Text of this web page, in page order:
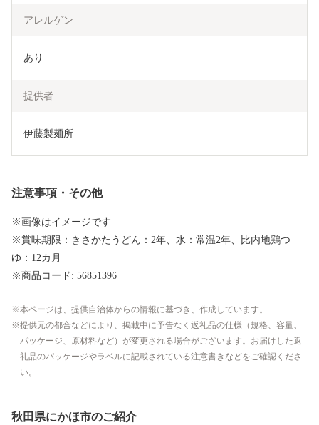
アレルゲン
あり
提供者
伊藤製麺所
注意事項・その他
※画像はイメージです
※賞味期限：きさかたうどん：2年、水：常温2年、比内地鶏つ
ゆ：12カ月
※商品コード: 56851396
本ページは、提供自治体からの情報に基づき、作成しています。
提供元の都合などにより、掲載中に予告なく返礼品の仕様（規格、容量、
パッケージ、原材料など）が変更される場合がございます。お届けした返
礼品のパッケージやラベルに記載されている注意書きなどをご確認くださ
い。
秋田県にかほ市のご紹介